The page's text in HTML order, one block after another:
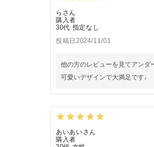
ら
購入者
30代 指定なし
投稿日 2024/11/01
他の方のレビューを見てアンダ
可愛いデザインで大満足です♩
あいあい
購入者